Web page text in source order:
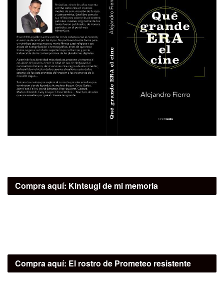
Compra aquí: Kintsugi de mi memoria
Compra aquí: El rostro de Prometeo resistente